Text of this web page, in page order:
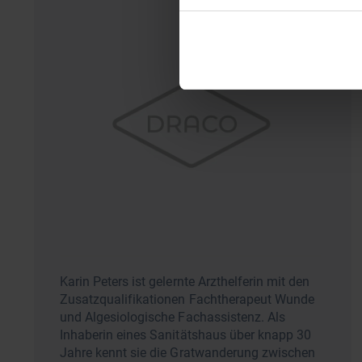
Karin Peters ist gelernte Arzthelferin mit den
Zusatzqualifikationen Fachtherapeut Wunde
und Algesiologische Fachassistenz. Als
Inhaberin eines Sanitätshaus über knapp 30
Jahre kennt sie die Gratwanderung zwischen